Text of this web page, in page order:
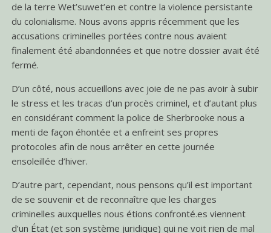
de la terre Wet’suwet’en et contre la violence persistante
du colonialisme. Nous avons appris récemment que les
accusations criminelles portées contre nous avaient
finalement été abandonnées et que notre dossier avait été
fermé.
D’un côté, nous accueillons avec joie de ne pas avoir à subir
le stress et les tracas d’un procès criminel, et d’autant plus
en considérant comment la police de Sherbrooke nous a
menti de façon éhontée et a enfreint ses propres
protocoles afin de nous arrêter en cette journée
ensoleillée d’hiver.
D’autre part, cependant, nous pensons qu’il est important
de se souvenir et de reconnaître que les charges
criminelles auxquelles nous étions confronté.es viennent
d’un État (et son système juridique) qui ne voit rien de mal